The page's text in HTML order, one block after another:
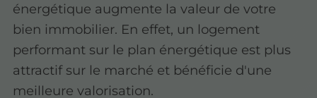
énergétique augmente la valeur de votre
bien immobilier. En effet, un logement
performant sur le plan énergétique est plus
attractif sur le marché et bénéficie d'une
meilleure valorisation.